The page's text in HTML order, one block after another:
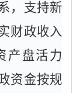
，支持新
财政收入
产盘活力
资金按规